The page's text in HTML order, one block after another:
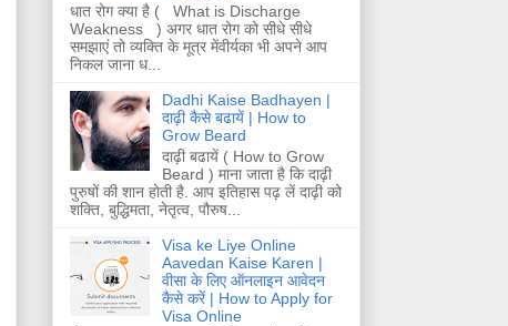
धात रोग क्या है ( What is Discharge
Weakness ) अगर धात रोग को सीधे सीधे
समझाएं तो व्यक्ति के मूत्र मेंवीर्यका भी अपने आप
निकल जाना ध...
Dadhi Kaise Badhayen |
दाढ़ी कैसे बढायें | How to
Grow Beard
दाढ़ी बढायें ( How to Grow
Beard ) माना जाता है कि दाढ़ी
पुरुषों की शान होती है. आप इतिहास पढ़ लें दाढ़ी को
शक्ति, बुद्धिमता, नेतृत्व, पौरुष...
Visa ke Liye Online
Aavedan Kaise Karen |
वीसा के लिए ऑनलाइन आवेदन
कैसे करें | How to Apply for
Visa Online